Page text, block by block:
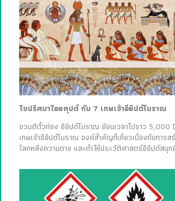
ไขปริศนาไอยคุปต์ กับ 7 เทพเจ้าอียิปต์โบราณ
ชวนตีตั๋วท่อง อียิปต์โบราณ ย้อนเวลาไปราว 5,000
เทพเจ้าอียิปต์โบราณ องค์สำคัญที่เกี่ยวเนื่องกับการส
โลกหลังความตาย และทำให้ประวัติศาสตร์อียิปต์สนุก